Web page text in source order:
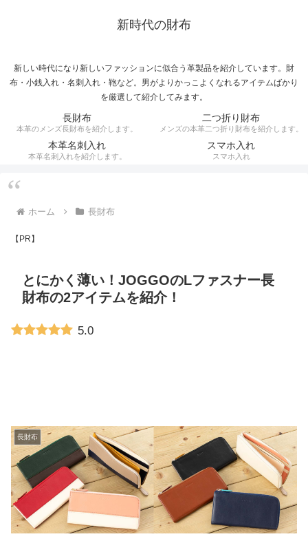
新時代の財布
新しい時代になり新しいファッションに似合う革製品を紹介しています。財
布・小銭入れ・名刺入れ・鞄など。男がよりかっこよくなれるアイテムばかり
を厳選して紹介してみます。
長財布
本革のメンズ長財布を紹介します。
二つ折り財布
メンズの本革二つ折り財布を紹介します。
本革名刺入れ
本革名刺入れを紹介します。
スマホ入れ
スマホ入れ
ホーム 長財布
【PR】
とにかく薄い！JOGGOのLファスナー長
財布の2アイテムを紹介！
5.0
長財布